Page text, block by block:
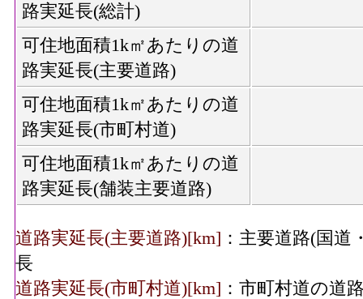
路実延長(総計)
可住地面積1k㎡あたりの道
路実延長(主要道路)
可住地面積1k㎡あたりの道
路実延長(市町村道)
可住地面積1k㎡あたりの道
路実延長(舗装主要道路)
道路実延長(主要道路)[km] ：主要道路(国
長
道路実延長(市町村道)[km] ：市町村道の道